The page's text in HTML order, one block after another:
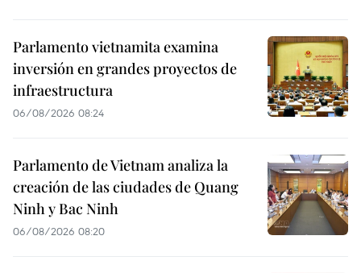
Parlamento vietnamita examina
inversión en grandes proyectos de
infraestructura
06/08/2026 08:24
Parlamento de Vietnam analiza la
creación de las ciudades de Quang
Ninh y Bac Ninh
06/08/2026 08:20